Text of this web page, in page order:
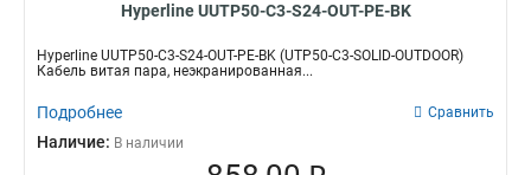
Hyperline UUTP50-C3-S24-OUT-PE-BK
Hyperline UUTP50-C3-S24-OUT-PE-BK (UTP50-C3-SOLID-OUTDOOR)
Кабель витая пара, неэкранированная...
Подробнее Сравнить
Наличие: В наличии